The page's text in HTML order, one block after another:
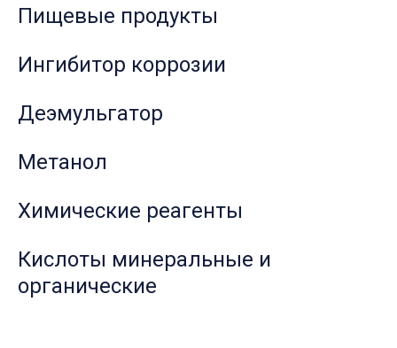
Пищевые продукты
Ингибитор коррозии
Деэмульгатор
Метанол
Химические реагенты
Кислоты минеральные и
органические